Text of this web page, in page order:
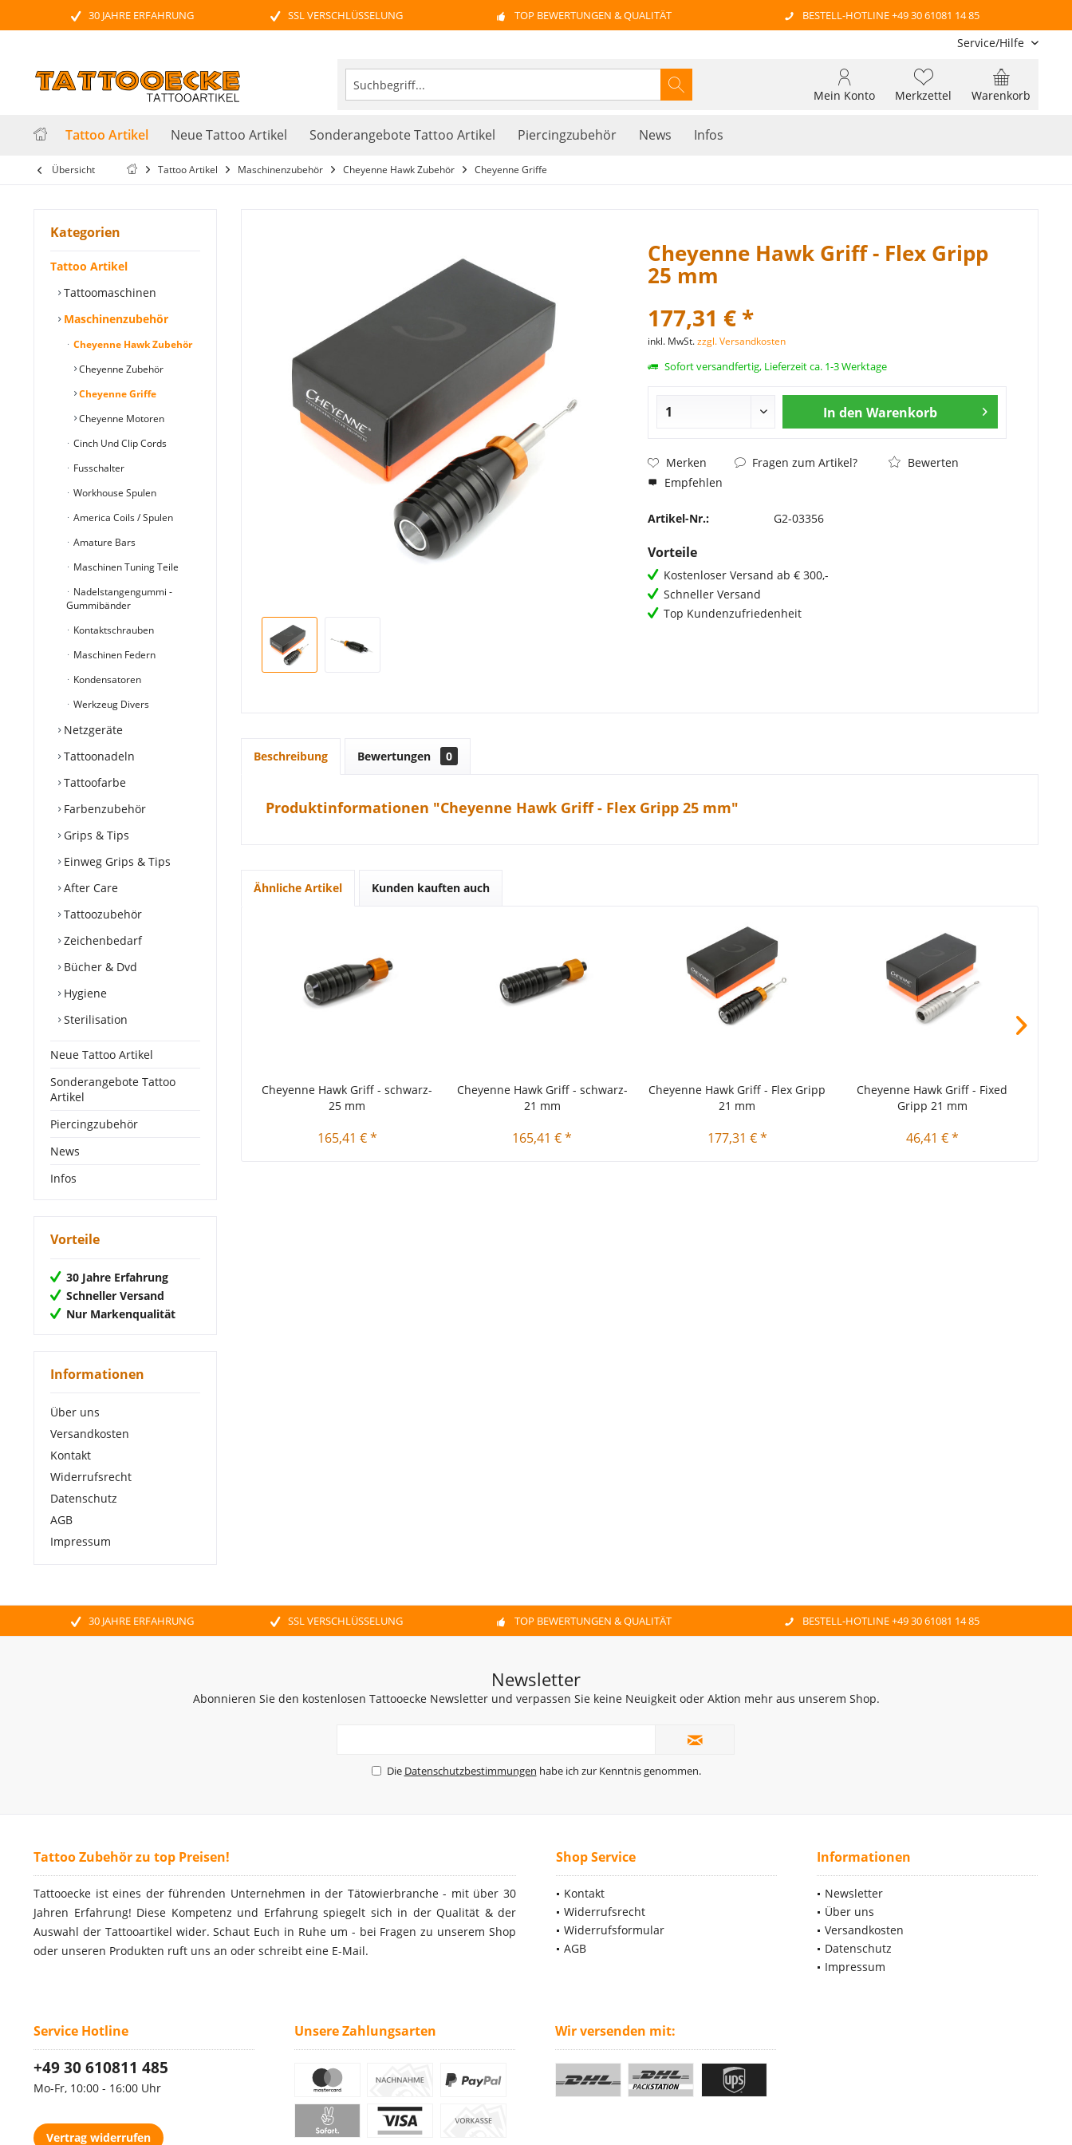
30 JAHRE ERFAHRUNG SSL VERSCHLÜSSELUNG TOP BEWERTUNGEN & QUALITÄT BESTELL-HOTLINE +49 30 61081 14 85
Service/Hilfe
Warenkorb
Merkzettel
Mein Konto
Tattoo Artikel Neue Tattoo Artikel Sonderangebote Tattoo Artikel Piercingzubehör News Infos
Übersicht Tattoo Artikel Maschinenzubehör Cheyenne Hawk Zubehör Cheyenne Griffe
Kategorien
Tattoo Artikel
Tattoomaschinen
Maschinenzubehör
Cheyenne Hawk Zubehör
Cheyenne Zubehör
Cheyenne Griffe
Cheyenne Motoren
Cinch Und Clip Cords
Fusschalter
Workhouse Spulen
America Coils / Spulen
Amature Bars
Maschinen Tuning Teile
Nadelstangengummi -
Gummibänder
Kontaktschrauben
Maschinen Federn
Kondensatoren
Werkzeug Divers
Netzgeräte
Tattoonadeln
Tattoofarbe
Farbenzubehör
Grips & Tips
Einweg Grips & Tips
After Care
Tattoozubehör
Zeichenbedarf
Bücher & Dvd
Hygiene
Sterilisation
Neue Tattoo Artikel
Sonderangebote Tattoo
Artikel
Piercingzubehör
News
Infos
Vorteile
30 Jahre Erfahrung
Schneller Versand
Nur Markenqualität
Informationen
Über uns
Versandkosten
Kontakt
Widerrufsrecht
Datenschutz
AGB
Impressum
Cheyenne Hawk Griff - Flex Gripp
25 mm
177,31 € *
inkl. MwSt.zzgl. Versandkosten
Sofort versandfertig, Lieferzeit ca. 1-3 Werktage
In den Warenkorb
Merken Fragen zum Artikel?
Bewerten
Empfehlen
Artikel-Nr.: G2-03356
Vorteile
Kostenloser Versand ab € 300,-
Schneller Versand
Top Kundenzufriedenheit
Beschreibung Bewertungen 0
Produktinformationen "Cheyenne Hawk Griff - Flex Gripp 25 mm"
Ähnliche Artikel Kunden kauften auch
Cheyenne Hawk Griff - schwarz-
25 mm
165,41 € *
Cheyenne Hawk Griff - schwarz-
21 mm
165,41 € *
Cheyenne Hawk Griff - Flex Gripp
21 mm
177,31 € *
Cheyenne Hawk Griff - Fixed
Gripp 21 mm
46,41 € *
30 JAHRE ERFAHRUNG SSL VERSCHLÜSSELUNG TOP BEWERTUNGEN & QUALITÄT BESTELL-HOTLINE +49 30 61081 14 85
Newsletter
Abonnieren Sie den kostenlosen Tattooecke Newsletter und verpassen Sie keine Neuigkeit oder Aktion mehr aus unserem Shop.
Die Datenschutzbestimmungen habe ich zur Kenntnis genommen.
Tattoo Zubehör zu top Preisen!
Tattooecke ist eines der führenden Unternehmen in der Tätowierbranche - mit über 30
Jahren Erfahrung! Diese Kompetenz und Erfahrung spiegelt sich in der Qualität & der
Auswahl der Tattooartikel wider. Schaut Euch in Ruhe um - bei Fragen zu unserem Shop
oder unseren Produkten ruft uns an oder schreibt eine E-Mail.
Shop Service
Kontakt
Widerrufsrecht
Widerrufsformular
AGB
Informationen
Newsletter
Über uns
Versandkosten
Datenschutz
Impressum
Service Hotline
+49 30 610811 485
Mo-Fr, 10:00 - 16:00 Uhr
Vertrag widerrufen
Unsere Zahlungsarten Wir versenden mit: